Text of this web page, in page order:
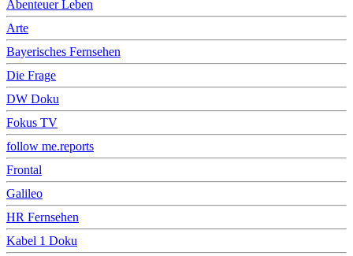
Abenteuer Leben
Arte
Bayerisches Fernsehen
Die Frage
DW Doku
Fokus TV
follow me.reports
Frontal
Galileo
HR Fernsehen
Kabel 1 Doku